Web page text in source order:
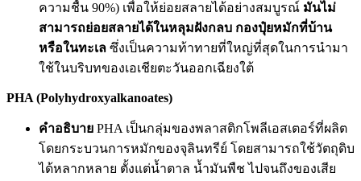
ความชื้น 90%) เพื่อให้ย่อยสลายได้อย่างสมบูรณ์ มันไม่
สามารถย่อยสลายได้ในหลุมฝังกลบ กองปุ๋ยหมักที่บ้าน
หรือในทะเล ซึ่งเป็นความท้าทายที่ใหญ่ที่สุดในการนำมา
ใช้ในบริบทของเอเชียตะวันออกเฉียงใต้
PHA (Polyhydroxyalkanoates)
คำอธิบาย PHA เป็นกลุ่มของพลาสติกโพลีเอสเตอร์ที่ผลิต
โดยกระบวนการหมักของจุลินทรีย์ โดยสามารถใช้วัตถุดิบ
ได้หลากหลาย ตั้งแต่น้ำตาล น้ำมันพืช ไปจนถึงของเสีย